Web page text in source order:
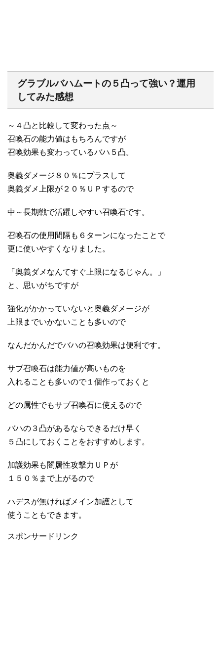
グラブルバハムートの５凸って強い？運用
してみた感想
～４凸と比較して変わった点～
召喚石の能力値はもちろんですが
召喚効果も変わっているバハ５凸。
奥義ダメージ８０％にプラスして
奥義ダメ上限が２０％ＵＰするので
中～長期戦で活躍しやすい召喚石です。
召喚石の使用間隔も６ターンになったことで
更に使いやすくなりました。
「奥義ダメなんてすぐ上限になるじゃん。」
と、思いがちですが
強化がかかっていないと奥義ダメージが
上限までいかないことも多いので
なんだかんだでバハの召喚効果は便利です。
サブ召喚石は能力値が高いものを
入れることも多いので１個作っておくと
どの属性でもサブ召喚石に使えるので
バハの３凸があるならできるだけ早く
５凸にしておくことをおすすめします。
加護効果も闇属性攻撃力ＵＰが
１５０％まで上がるので
ハデスが無ければメイン加護として
使うこともできます。
スポンサードリンク